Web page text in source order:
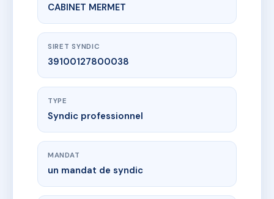
CABINET MERMET
SIRET SYNDIC
39100127800038
TYPE
Syndic professionnel
MANDAT
un mandat de syndic